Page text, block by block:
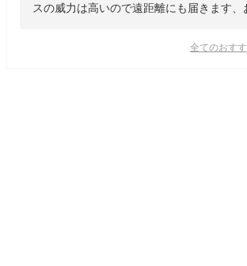
スの威力は高いので遠距離にも届きます、
全てのおす